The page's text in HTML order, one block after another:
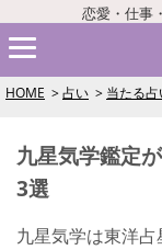
恋愛・仕事
HOME 占い 当たる
九星気学鑑定
3選
九星気学は東洋